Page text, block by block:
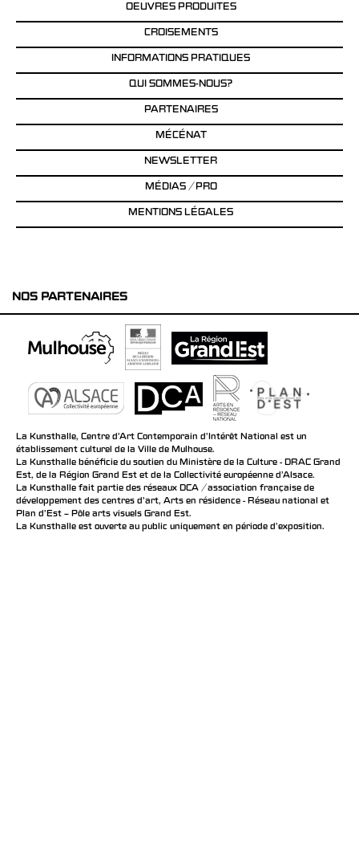
OEUVRES PRODUITES
CROISEMENTS
INFORMATIONS PRATIQUES
QUI SOMMES-NOUS?
PARTENAIRES
MÉCÉNAT
NEWSLETTER
MÉDIAS / PRO
MENTIONS LÉGALES
NOS PARTENAIRES
La Kunsthalle, Centre d’Art Contemporain d’Intérêt National est un
établissement culturel de la Ville de Mulhouse.
La Kunsthalle bénéficie du soutien du Ministère de la Culture - DRAC Grand
Est, de la Région Grand Est et de la Collectivité européenne d’Alsace.
La Kunsthalle fait partie des réseaux DCA / association française de
développement des centres d'art, Arts en résidence - Réseau national et
Plan d’Est – Pôle arts visuels Grand Est.
La Kunsthalle est ouverte au public uniquement en période d'exposition.